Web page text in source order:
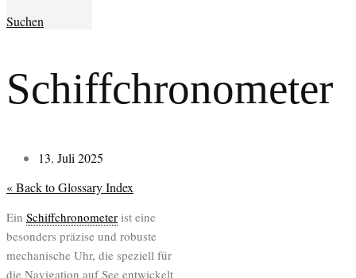
Suchen
Schiffchronometer
13. Juli 2025
« Back to Glossary Index
Ein Schiffchronometer ist eine
besonders präzise und robuste
mechanische Uhr, die speziell für
die Navigation auf See entwickelt